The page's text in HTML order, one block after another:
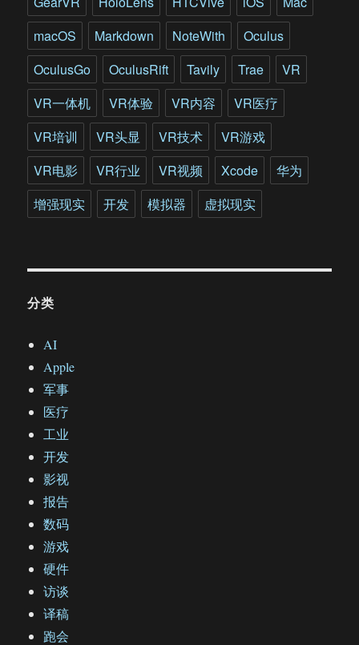
macOS
Markdown NoteWith
Oculus
OculusGo
OculusRift Tavily Trae
VR
VR一体机
VR体验 VR内容
VR医疗
VR培训
VR头显 VR技术
VR游戏
VR电影
VR行业 VR视频 Xcode
华为
增强现实
开发 模拟器 虚拟现实
分类
AI
Apple
军事
医疗
工业
开发
影视
报告
数码
游戏
硬件
访谈
译稿
跑会